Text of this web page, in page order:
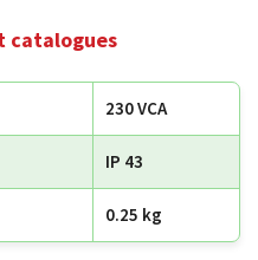
catalogues
230 VCA
IP 43
0.25 kg